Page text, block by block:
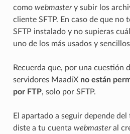
como webmastery subir los
cliente SFTP. En caso de que no
SFTP instalado y no supieras
uno de los más usados y
Recuerda que, por una cuestión
servidores MaadiX no están
por FTP, solo por SFTP.
El apartado a seguir depende
diste a tu cuenta webmasteral